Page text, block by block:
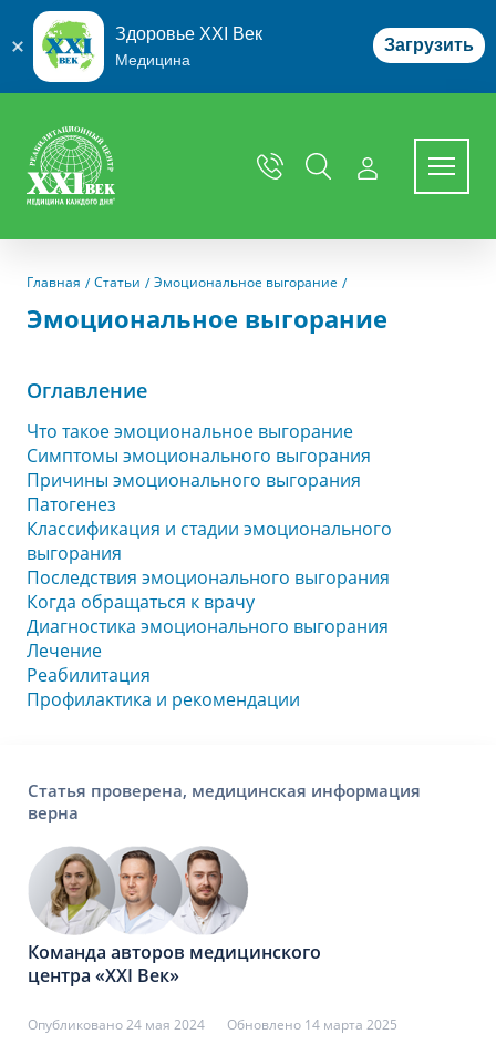
Здоровье XXI Век
Медицина
Загрузить
Главная Статьи Эмоциональное выгорание
Эмоциональное выгорание
Оглавление
Что такое эмоциональное выгорание
Симптомы эмоционального выгорания
Причины эмоционального выгорания
Патогенез
Классификация и стадии эмоционального
выгорания
Последствия эмоционального выгорания
Когда обращаться к врачу
Диагностика эмоционального выгорания
Лечение
Реабилитация
Профилактика и рекомендации
Статья проверена, медицинская информация
верна
Команда авторов медицинского
центра «XXI Век»
Опубликовано 24 мая 2024
Обновлено 14 марта 2025